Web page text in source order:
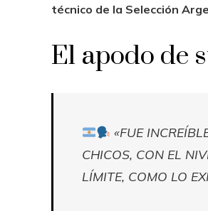
técnico de la Selección
El apodo de
«FUE
CHICOS, CON EL
LÍMITE, COMO LO